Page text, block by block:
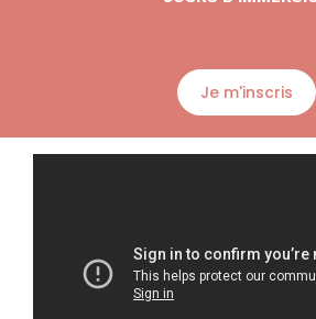
Je m'inscris